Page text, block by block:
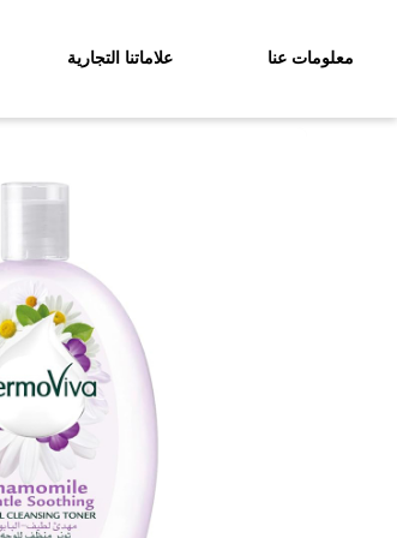
معلومات عنا علاماتنا التجارية